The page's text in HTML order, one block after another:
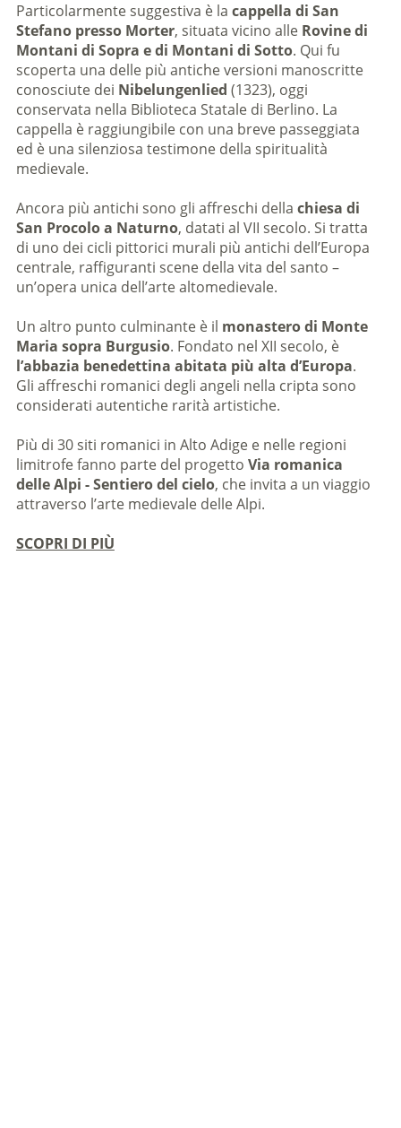
Particolarmente suggestiva è la cappella di San
Stefano presso Morter, situata vicino alle Rovine di
Montani di Sopra e di Montani di Sotto. Qui fu
scoperta una delle più antiche versioni manoscritte
conosciute dei Nibelungenlied (1323), oggi
conservata nella Biblioteca Statale di Berlino. La
cappella è raggiungibile con una breve passeggiata
ed è una silenziosa testimone della spiritualità
medievale.
Ancora più antichi sono gli affreschi della chiesa di
San Procolo a Naturno, datati al VII secolo. Si tratta
di uno dei cicli pittorici murali più antichi dell’Europa
centrale, raffiguranti scene della vita del santo –
un’opera unica dell’arte altomedievale.
Un altro punto culminante è il monastero di Monte
Maria sopra Burgusio. Fondato nel XII secolo, è
l’abbazia benedettina abitata più alta d’Europa.
Gli affreschi romanici degli angeli nella cripta sono
considerati autentiche rarità artistiche.
Più di 30 siti romanici in Alto Adige e nelle regioni
limitrofe fanno parte del progetto Via romanica
delle Alpi - Sentiero del cielo, che invita a un viaggio
attraverso l’arte medievale delle Alpi.
SCOPRI DI PIÙ